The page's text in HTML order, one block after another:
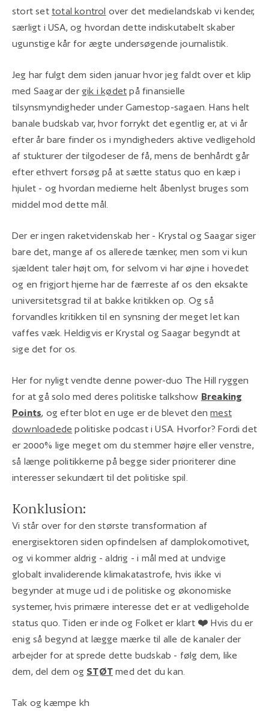
stort set total kontrol over det medielandskab vi kender,
særligt i USA, og hvordan dette indiskutabelt skaber
ugunstige kår for ægte undersøgende journalistik.
Jeg har fulgt dem siden januar hvor jeg faldt over et klip
med Saagar dergik i kødet på finansielle
tilsynsmyndigheder under Gamestop-sagaen. Hans helt
banale budskab var, hvor forrykt det egentlig er, at vi år
efter år bare finder os i myndigheders aktive vedligehold
af stukturer der tilgodeser de få, mens de benhårdt går
efter ethvert forsøg på at sætte status quo en kæp i
hjulet - og hvordan medierne helt åbenlyst bruges som
middel mod dette mål.
Der er ingen raketvidenskab her - Krystal og Saagar siger
bare det, mange af os allerede tænker, men som vi kun
sjældent taler højt om, for selvom vi har øjne i hovedet
og en frigjort hjerne har de færreste af os den eksakte
universitetsgrad til at bakke kritikken op. Og så
forvandles kritikken til en synsning der meget let kan
vaffes væk. Heldigvis er Krystal og Saagar begyndt at
sige det for os.
Her for nyligt vendte denne power-duo The Hill ryggen
for at gå solo med deres politiske talkshow Breaking
Points, og efter blot en uge er de blevet denmest
downloadede politiske podcast i USA. Hvorfor? Fordi det
er 2000% lige meget om du stemmer højre eller venstre,
så længe politikkerne på begge sider prioriterer dine
interesser sekundært til det politiske spil.
Konklusion:
Vi står over for den største transformation af
energisektoren siden opfindelsen af damplokomotivet,
og vi kommer aldrig - aldrig - i mål med at undvige
globalt invaliderende klimakatastrofe, hvis ikke vi
begynder at muge ud i de politiske og økonomiske
systemer, hvis primære interesse det er at vedligeholde
status quo. Tiden er inde og Folket er klart ❤️ Hvis du er
enig så begynd at lægge mærke til alle de kanaler der
arbejder for at sprede dette budskab - følg dem, like
dem, del dem og STØT med det du kan.
Tak og kæmpe kh